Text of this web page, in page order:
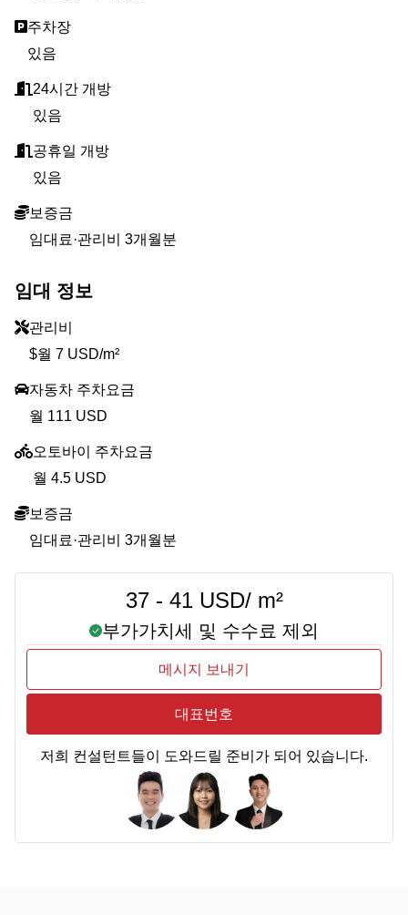
주차장
있음
24시간 개방
있음
공휴일 개방
있음
보증금
임대료·관리비 3개월분
임대 정보
관리비
$월 7 USD/m²
자동차 주차요금
월 111 USD
오토바이 주차요금
월 4.5 USD
보증금
임대료·관리비 3개월분
37 - 41 USD/ m²
부가가치세 및 수수료 제외
메시지 보내기
대표번호
저희 컨설턴트들이 도와드릴 준비가 되어 있습니다.